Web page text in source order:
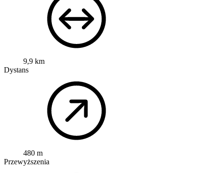
9,9 km
Dystans
480 m
Przewyższenia